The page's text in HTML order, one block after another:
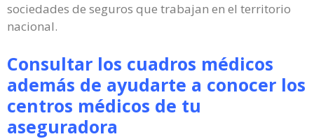
sociedades de seguros que trabajan en el territorio
nacional.
Consultar los cuadros médicos
además de ayudarte a conocer los
centros médicos de tu
aseguradora